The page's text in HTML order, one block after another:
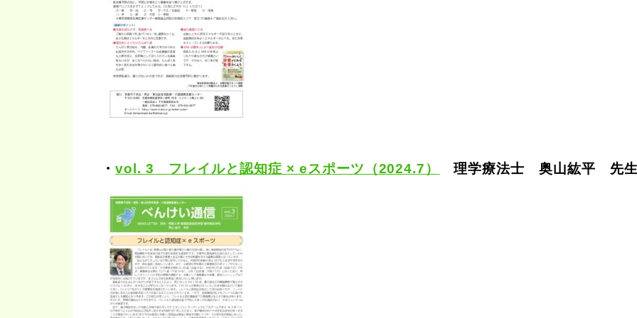
・ vol. 3 フレイルと認知症 × eスポーツ（2024.7） 理学療法士 奥山紘平 先